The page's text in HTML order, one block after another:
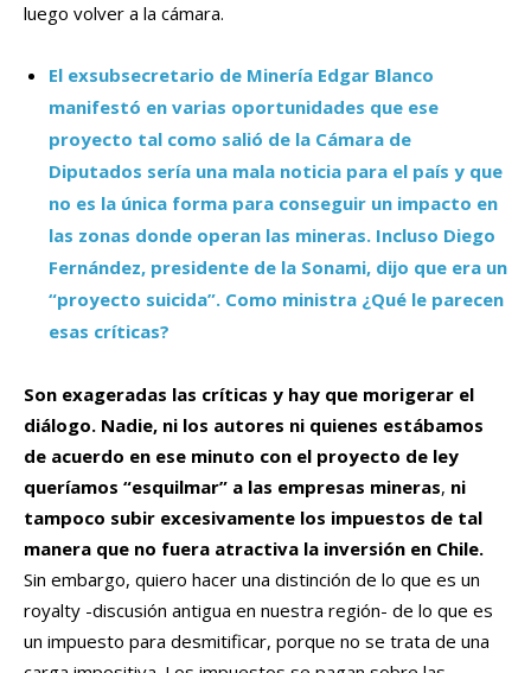
luego volver a la cámara.
El exsubsecretario de Minería Edgar Blanco
manifestó en varias oportunidades que ese
proyecto tal como salió de la Cámara de
Diputados sería una mala noticia para el país y que
no es la única forma para conseguir un impacto en
las zonas donde operan las mineras. Incluso Diego
Fernández, presidente de la Sonami, dijo que era un
“proyecto suicida”. Como ministra ¿Qué le parecen
esas críticas?
Son exageradas las críticas y hay que morigerar el
diálogo. Nadie, ni los autores ni quienes estábamos
de acuerdo en ese minuto con el proyecto de ley
queríamos “esquilmar” a las empresas mineras, ni
tampoco subir excesivamente los impuestos de tal
manera que no fuera atractiva la inversión en Chile.
Sin embargo, quiero hacer una distinción de lo que es un
royalty -discusión antigua en nuestra región- de lo que es
un impuesto para desmitificar, porque no se trata de una